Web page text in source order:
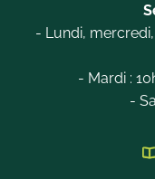
- Lundi,
- Mardi :
-